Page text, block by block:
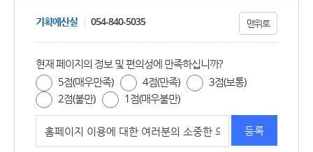
기획예산실 054-840-5035 맨위로
현재 페이지의 정보 및 편의성에 만족하십니까?
5점(매우만족)
4점(만족)
3점(보통)
2점(불만)
1점(매우불만)